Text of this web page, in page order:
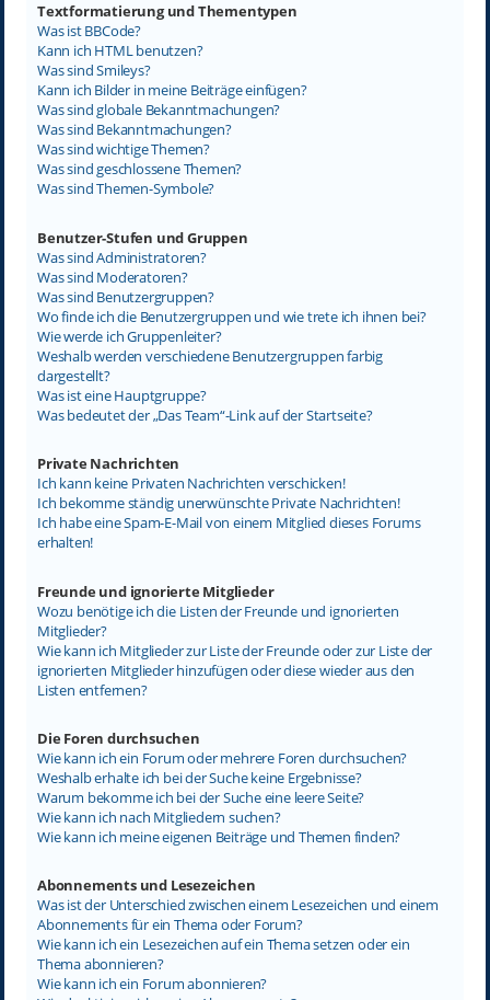
Textformatierung und Thementypen
Was ist BBCode?
Kann ich HTML benutzen?
Was sind Smileys?
Kann ich Bilder in meine Beiträge einfügen?
Was sind globale Bekanntmachungen?
Was sind Bekanntmachungen?
Was sind wichtige Themen?
Was sind geschlossene Themen?
Was sind Themen-Symbole?
Benutzer-Stufen und Gruppen
Was sind Administratoren?
Was sind Moderatoren?
Was sind Benutzergruppen?
Wo finde ich die Benutzergruppen und wie trete ich ihnen bei?
Wie werde ich Gruppenleiter?
Weshalb werden verschiedene Benutzergruppen farbig
dargestellt?
Was ist eine Hauptgruppe?
Was bedeutet der „Das Team“-Link auf der Startseite?
Private Nachrichten
Ich kann keine Privaten Nachrichten verschicken!
Ich bekomme ständig unerwünschte Private Nachrichten!
Ich habe eine Spam-E-Mail von einem Mitglied dieses Forums
erhalten!
Freunde und ignorierte Mitglieder
Wozu benötige ich die Listen der Freunde und ignorierten
Mitglieder?
Wie kann ich Mitglieder zur Liste der Freunde oder zur Liste der
ignorierten Mitglieder hinzufügen oder diese wieder aus den
Listen entfernen?
Die Foren durchsuchen
Wie kann ich ein Forum oder mehrere Foren durchsuchen?
Weshalb erhalte ich bei der Suche keine Ergebnisse?
Warum bekomme ich bei der Suche eine leere Seite?
Wie kann ich nach Mitgliedern suchen?
Wie kann ich meine eigenen Beiträge und Themen finden?
Abonnements und Lesezeichen
Was ist der Unterschied zwischen einem Lesezeichen und einem
Abonnements für ein Thema oder Forum?
Wie kann ich ein Lesezeichen auf ein Thema setzen oder ein
Thema abonnieren?
Wie kann ich ein Forum abonnieren?